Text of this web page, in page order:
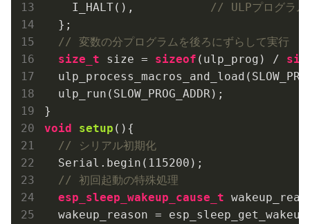
    I_HALT(),
// ULPプログラム
  };
// 変数の分プログラムを後ろにずらして実行
size_t size = sizeof (ulp_prog) /
  ulp_run(SLOW_PROG_ADDR);
void
setup () {
// シリアル初期化
  Serial.begin(
115200 );
// 初回起動の特殊処理
esp_sleep_wakeup_cause_t
wakeup_reason =